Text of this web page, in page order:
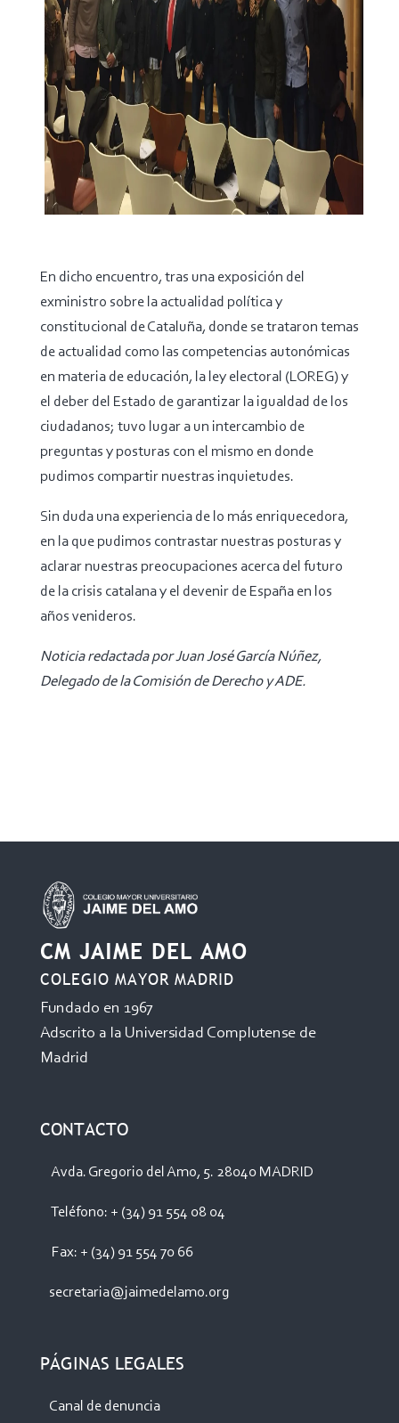
En dicho encuentro, tras una exposición del
exministro sobre la actualidad política y
constitucional de Cataluña, donde se trataron temas
de actualidad como las competencias autonómicas
en materia de educación, la ley electoral (LOREG) y
el deber del Estado de garantizar la igualdad de los
ciudadanos; tuvo lugar a un intercambio de
preguntas y posturas con el mismo en donde
pudimos compartir nuestras inquietudes.
Sin duda una experiencia de lo más enriquecedora,
en la que pudimos contrastar nuestras posturas y
aclarar nuestras preocupaciones acerca del futuro
de la crisis catalana y el devenir de España en los
años venideros.
Noticia redactada por Juan José García Núñez,
Delegado de la Comisión de Derecho y ADE.
CM JAIME DEL AMO
COLEGIO MAYOR MADRID
Fundado en 1967
Adscrito a la Universidad Complutense de
Madrid
CONTACTO
Avda. Gregorio del Amo, 5. 28040 MADRID
Teléfono: + (34) 91 554 08 04
Fax: + (34) 91 554 70 66
secretaria@jaimedelamo.org
PÁGINAS LEGALES
Canal de denuncia